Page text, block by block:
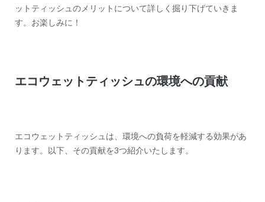
ットティッシュのメリットについて詳しく掘り下げていきま
す。お楽しみに！
エコウェットティッシュの環境への貢献
エコウェットティッシュは、環境への負荷を軽減する効果があ
ります。以下、その貢献を3つ紹介いたします。